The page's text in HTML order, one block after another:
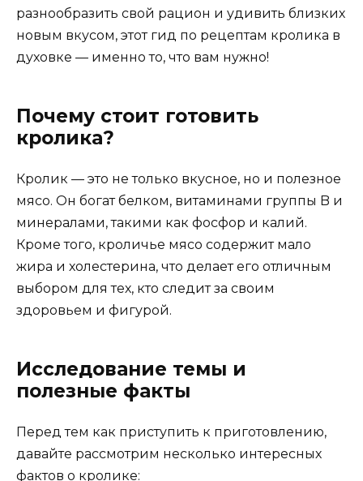
разнообразить свой рацион и удивить близких
новым вкусом, этот гид по рецептам кролика в
духовке — именно то, что вам нужно!
Почему стоит готовить
кролика?
Кролик — это не только вкусное, но и полезное
мясо. Он богат белком, витаминами группы B и
минералами, такими как фосфор и калий.
Кроме того, кроличье мясо содержит мало
жира и холестерина, что делает его отличным
выбором для тех, кто следит за своим
здоровьем и фигурой.
Исследование темы и
полезные факты
Перед тем как приступить к приготовлению,
давайте рассмотрим несколько интересных
фактов о кролике: